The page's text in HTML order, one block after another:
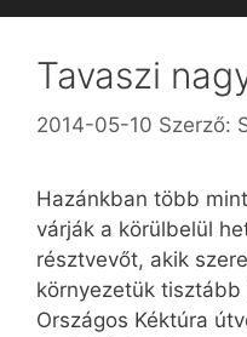
Tavaszi
2014-05-10 Szerző:
Hazánkban több
várják a körülbelül
résztvevőt, akik
környezetük
Országos Kéktúra